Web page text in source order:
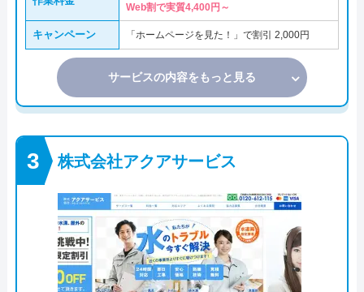
Web割で実質4,400円～
キャンペーン 「ホームページを見た！」で割引 2,000円
サービスの内容をもっと見る
株式会社アクアサービス